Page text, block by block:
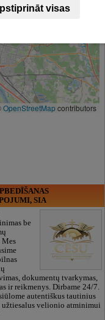
OpenStreetMapcontributors
SIA
be
Mes
dokumentų tvarkymas,
ir reikmenys. Dirbame 24/7.
autentiškus tautinius
užtiesalus velionio atminimui
visas